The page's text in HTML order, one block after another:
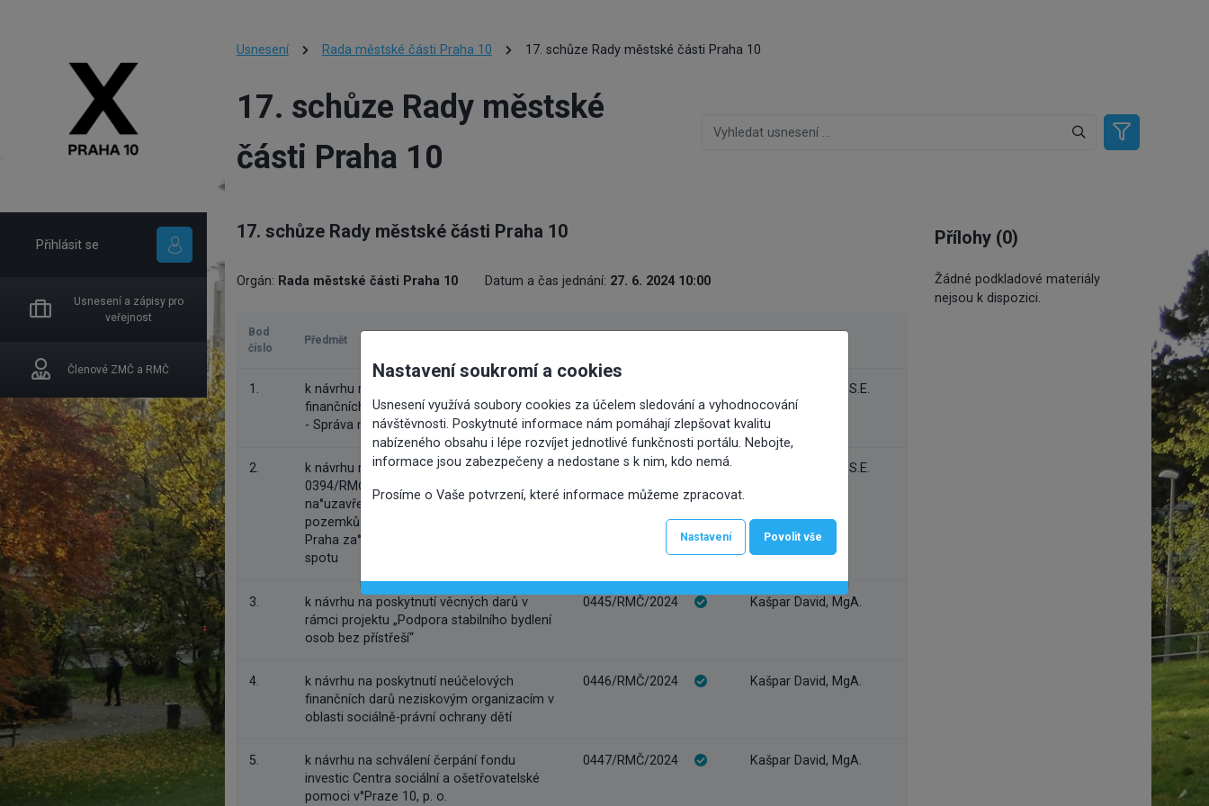
Přihlásit se
Usnesení a zápisy pro
veřejnost
Členové ZMČ a RMČ
Usnesení Rada městské části Praha 10 17. schůze Rady městské části Praha 10
17. schůze Rady městské
části Praha 10
17. schůze Rady městské části Praha 10
Orgán: Rada městské části Praha 10 Datum a čas jednání: 27. 6. 2024 10:00
Bod
číslo
Předmět
1.
k návrhu na změnu rozpočtu - přesun
finančních prostředků v rámci odvětví 0082
- Správa majetku
Pek Tomáš, Ing., S.E.
2.
k návrhu na zrušení usnesení RMČ č.
0394/RMČ/2024 ze dne 6. 6. 2024 k návrhu
na°uzavření smlouvy o nájmu částí
pozemků a části objektu Vršovická 68,
Praha za°účelem natáčení reklamního
spotu
0444/RMČ/2024 Pek Tomáš, Ing., S.E.
3.
k návrhu na poskytnutí věcných darů v
rámci projektu „Podpora stabilního bydlení
osob bez přístřeší“
0445/RMČ/2024 Kašpar David, MgA.
4.
k návrhu na poskytnutí neúčelových
finančních darů neziskovým organizacím v
oblasti sociálně-právní ochrany dětí
0446/RMČ/2024 Kašpar David, MgA.
5.
k návrhu na schválení čerpání fondu
investic Centra sociální a ošetřovatelské
pomoci v°Praze 10, p. o.
0447/RMČ/2024 Kašpar David, MgA.
Přílohy (0)
Žádné podkladové materiály
nejsou k dispozici.
Nastavení soukromí a cookies
Usnesení využívá soubory cookies za účelem sledování a vyhodnocování
návštěvnosti. Poskytnuté informace nám pomáhají zlepšovat kvalitu
nabízeného obsahu i lépe rozvíjet jednotlivé funkčnosti portálu. Nebojte,
informace jsou zabezpečeny a nedostane s k nim, kdo nemá.
Prosíme o Vaše potvrzení, které informace můžeme zpracovat.
Nastavení Povolit vše